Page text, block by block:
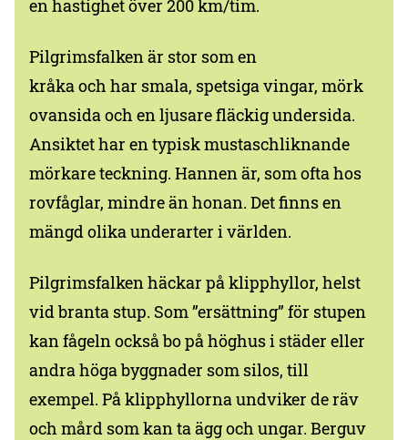
en hastighet över 200 km/tim.
Pilgrimsfalken är stor som en
kråka och har smala, spetsiga vingar, mörk
ovansida och en ljusare fläckig undersida.
Ansiktet har en typisk mustaschliknande
mörkare teckning. Hannen är, som ofta hos
rovfåglar, mindre än honan. Det finns en
mängd olika underarter i världen.
Pilgrimsfalken häckar på klipphyllor, helst
vid branta stup. Som ”ersättning” för stupen
kan fågeln också bo på höghus i städer eller
andra höga byggnader som silos, till
exempel. På klipphyllorna undviker de räv
och mård som kan ta ägg och ungar. Berguv